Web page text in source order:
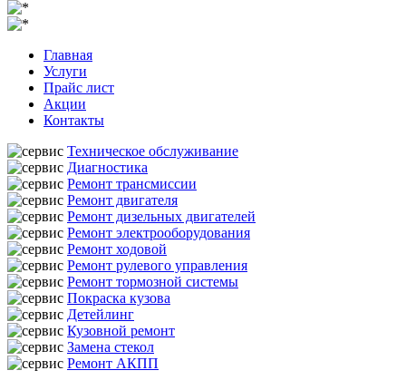
Главная
Услуги
Прайс лист
Акции
Контакты
Техническое обслуживание
Диагностика
Ремонт трансмиссии
Ремонт двигателя
Ремонт дизельных двигателей
Ремонт электрооборудования
Ремонт ходовой
Ремонт рулевого управления
Ремонт тормозной системы
Покраска кузова
Детейлинг
Кузовной ремонт
Замена стекол
Ремонт АКПП